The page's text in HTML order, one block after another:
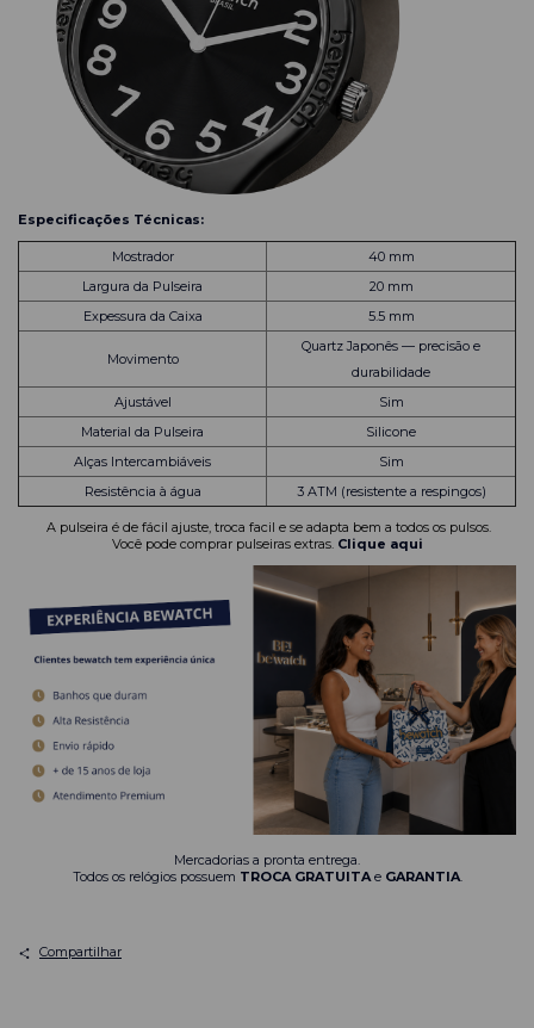
Especificações Técnicas:
Mostrador
40 mm
Largura da Pulseira
20 mm
Expessura da Caixa
5.5 mm
Movimento
Quartz Japonês — precisão e
durabilidade
Ajustável
Sim
Material da Pulseira
Silicone
Alças Intercambiáveis
Sim
Resistência à água
3 ATM (resistente a respingos)
A pulseira é de fácil ajuste, troca facil e se adapta bem a todos os pulsos.
Você pode comprar pulseiras extras. Clique aqui
Mercadorias a pronta entrega.
Todos os relógios possuem TROCA GRATUITAe GARANTIA.
Compartilhar